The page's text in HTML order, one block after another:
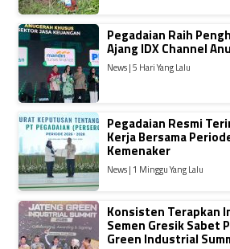
Pegadaian Raih
Ajang IDX Channel
News | 5 Hari Yang Lalu
Pegadaian Resmi
Kerja Bersama
Kemenaker
News | 1 Minggu Yang Lalu
Konsisten Terapkan
Semen Gresik Sabet
Green Industrial